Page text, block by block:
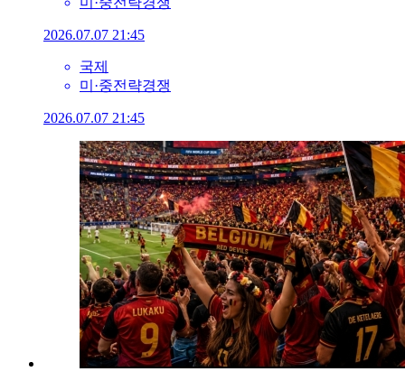
2026.07.07 21:45
국제
미·중전략경쟁
2026.07.07 21:45